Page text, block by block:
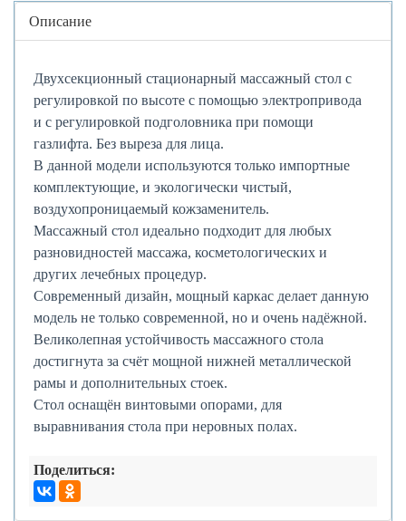
Центральная
часть
Описание
Двухсекционный стационарный массажный стол с
регулировкой по высоте с помощью электропривода
и с регулировкой подголовника при помощи
газлифта. Без выреза для лица.
В данной модели используются только импортные
комплектующие, и экологически чистый,
воздухопроницаемый кожзаменитель.
Массажный стол идеально подходит для любых
разновидностей массажа, косметологических и
других лечебных процедур.
Современный дизайн, мощный каркас делает данную
модель не только современной, но и очень надёжной.
Великолепная устойчивость массажного стола
достигнута за счёт мощной нижней металлической
рамы и дополнительных стоек.
Стол оснащён винтовыми опорами, для
выравнивания стола при неровных полах.
Поделиться: